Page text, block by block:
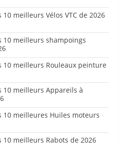
meilleurs Vélos VTC de 2026
10 meilleurs shampoings
10 meilleurs Rouleaux peinture
10 meilleurs Appareils à
10 meilleures Huiles moteurs
10 meilleurs Rabots de 2026